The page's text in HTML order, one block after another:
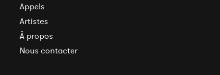
Appels
Artistes
À propos
Nous contacter